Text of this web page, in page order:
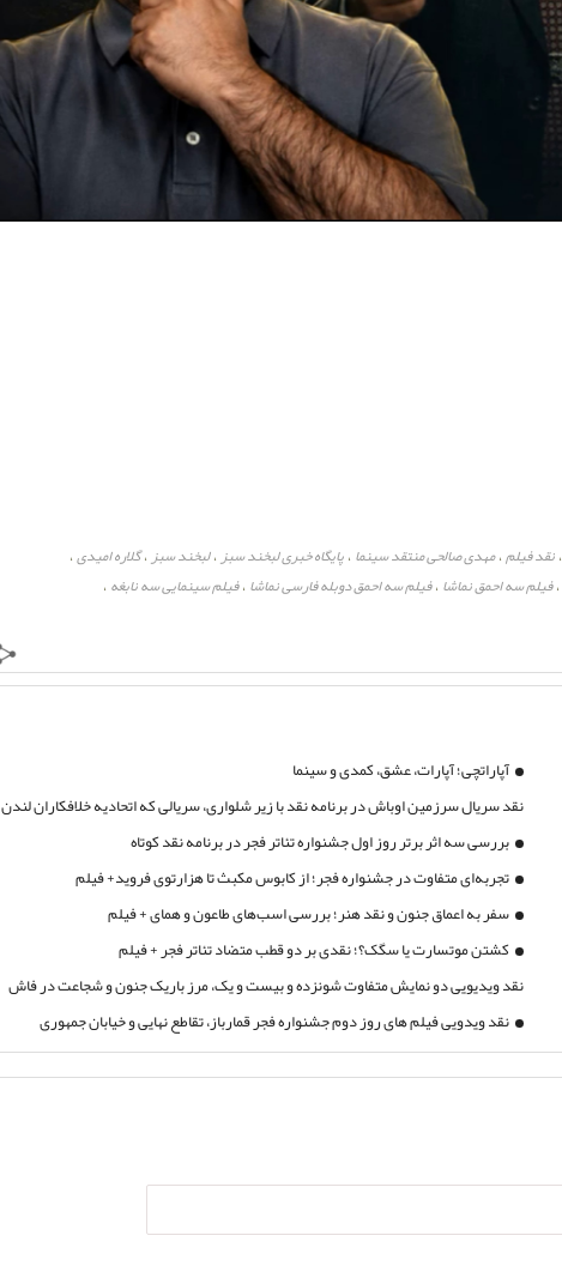
،نقد فیلم،مهدی صالحی منتقد سینما ،پایگاه خبری لبخند سبز،لبخند سبز،گلاره امیدی،
،فیلم سه احمق نماشا ،فیلم سه احمق دوبله فارسی نماشا ،فیلم سینمایی سه نابغه ،
آپاراتچی؛ آپارات، عشق، کمدی و سینما
نقد سریال سرزمین اوباش در برنامه نقد با زیر شلواری، سریالی که اتحادیه خلافکاران لندن
از آن تقدیر کرد!
بررسی سه اثر برتر روز اول جشنواره تئاتر فجر در برنامه نقد کوتاه
تجربه‌ای متفاوت در جشنواره فجر؛ از کابوس مکبث تا هزارتوی فروید+ فیلم
سفر به اعماق جنون و نقد هنر؛ بررسی اسب‌های طاعون و همای + فیلم
کشتن موتسارت یا سگک؟؛ نقدی بر دو قطب متضاد تئاتر فجر + فیلم
نقد ویدیویی دو نمایش متفاوت شونزده و بیست و یک، مرز باریک جنون و شجاعت در فاش
کردن راز
نقد ویدویی فیلم های روز دوم جشنواره فجر قمارباز، تقاطع نهایی و خیابان جمهوری